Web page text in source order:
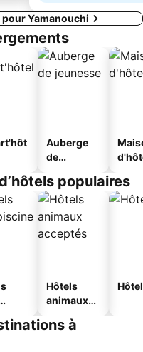
Yamanouchi
Auberge
de
populaires
Hôtels
animaux
à